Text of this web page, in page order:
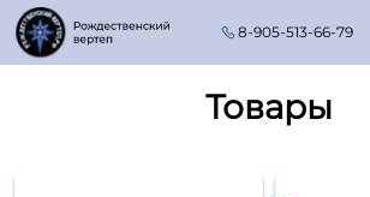
Перейти к основному содержанию
8-905-513-66-79
Товары